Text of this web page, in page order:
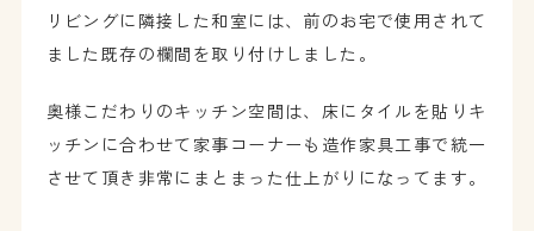
リビングに隣接した和室には、前のお宅で使用されて
ました既存の欄間を取り付けしました。
奥様こだわりのキッチン空間は、床にタイルを貼りキ
ッチンに合わせて家事コーナーも造作家具工事で統一
させて頂き非常にまとまった仕上がりになってます。